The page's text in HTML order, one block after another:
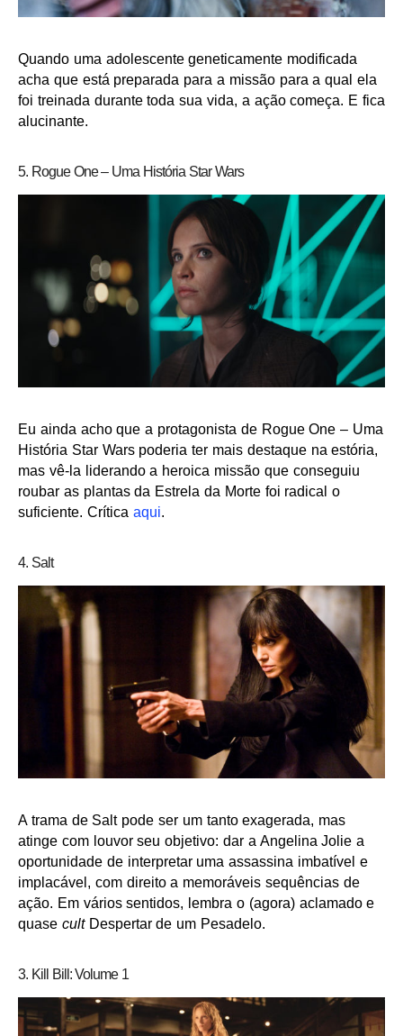
Quando uma adolescente geneticamente modificada
acha que está preparada para a missão para a qual ela
foi treinada durante toda sua vida, a ação começa. E fica
alucinante.
5. Rogue One – Uma História Star Wars
Eu ainda acho que a protagonista de Rogue One – Uma
História Star Wars poderia ter mais destaque na estória,
mas vê-la liderando a heroica missão que conseguiu
roubar as plantas da Estrela da Morte foi radical o
suficiente. Crítica aqui.
4. Salt
A trama de Salt pode ser um tanto exagerada, mas
atinge com louvor seu objetivo: dar a Angelina Jolie a
oportunidade de interpretar uma assassina imbatível e
implacável, com direito a memoráveis sequências de
ação. Em vários sentidos, lembra o (agora) aclamado e
quase cultDespertar de um Pesadelo.
3. Kill Bill: Volume 1